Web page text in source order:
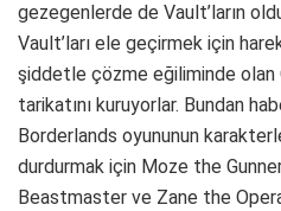
gezegenlerde de Vault’ların
Vault’ları ele geçirmek için
şiddetle çözme eğiliminde
tarikatını kuruyorlar. Bundan
Borderlands oyununun
durdurmak için Moze the
Beastmaster ve Zane the